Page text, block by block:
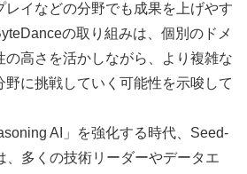
レイなどの分野でも成果を上げやす
の取り組みは、個別のドメ
の高さを活かしながら、より複雑な
野に挑戦していく可能性を示唆して
AI」を強化する時代、Seed-
、多くの技術リーダーやデータエ